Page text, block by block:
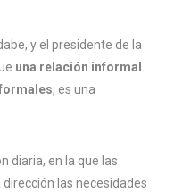
y el presidente de la
una relación informal
, es una
diaria, en la que las
las necesidades